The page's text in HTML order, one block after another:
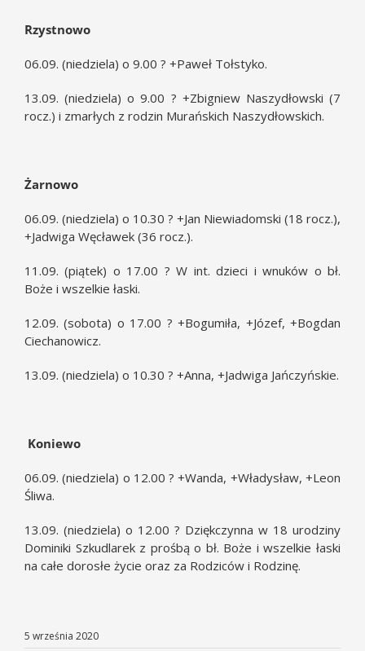
Rzystnowo
06.09. (niedziela) o 9.00 ? +Paweł Tołstyko.
13.09. (niedziela) o 9.00 ? +Zbigniew Naszydłowski (7
rocz.) i zmarłych z rodzin Murańskich Naszydłowskich.
Żarnowo
06.09. (niedziela) o 10.30 ? +Jan Niewiadomski (18 rocz.),
+Jadwiga Węcławek (36 rocz.).
11.09. (piątek) o 17.00 ? W int. dzieci i wnuków o bł.
Boże i wszelkie łaski.
12.09. (sobota) o 17.00 ? +Bogumiła, +Józef, +Bogdan
Ciechanowicz.
13.09. (niedziela) o 10.30 ? +Anna, +Jadwiga Jańczyńskie.
Koniewo
06.09. (niedziela) o 12.00 ? +Wanda, +Władysław, +Leon
Śliwa.
13.09. (niedziela) o 12.00 ? Dziękczynna w 18 urodziny
Dominiki Szkudlarek z prośbą o bł. Boże i wszelkie łaski
na całe dorosłe życie oraz za Rodziców i Rodzinę.
5 września 2020